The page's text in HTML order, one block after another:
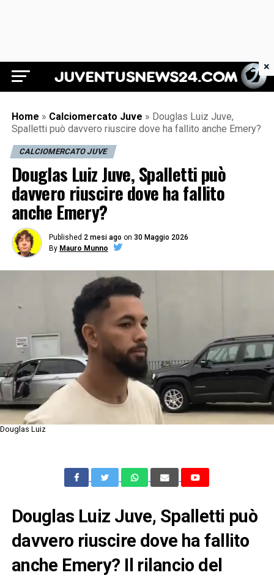
Juventus News 24
Home » Calciomercato Juve » Douglas Luiz Juve,
Spalletti può davvero riuscire dove ha fallito anche Emery?
CALCIOMERCATO JUVE
Douglas Luiz Juve, Spalletti può
davvero riuscire dove ha fallito
anche Emery?
Published 2 mesi ago on 30 Maggio 2026
By Mauro Munno
Douglas Luiz
Douglas Luiz Juve, Spalletti può
davvero riuscire dove ha fallito
anche Emery? Il rilancio del
×